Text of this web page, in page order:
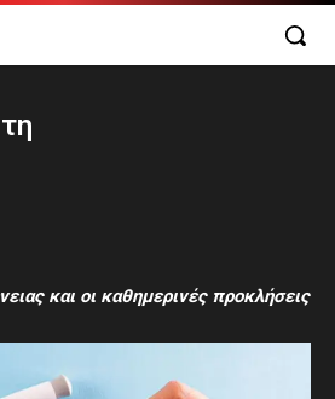
και οι καθημερινές προκλήσεις